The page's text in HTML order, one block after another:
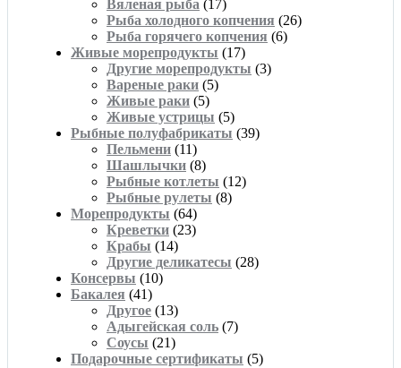
Вяленая рыба (17)
Рыба холодного копчения (26)
Рыба горячего копчения (6)
Живые морепродукты (17)
Другие морепродукты (3)
Вареные раки (5)
Живые раки (5)
Живые устрицы (5)
Рыбные полуфабрикаты (39)
Пельмени (11)
Шашлычки (8)
Рыбные котлеты (12)
Рыбные рулеты (8)
Морепродукты (64)
Креветки (23)
Крабы (14)
Другие деликатесы (28)
Консервы (10)
Бакалея (41)
Другое (13)
Адыгейская соль (7)
Соусы (21)
Подарочные сертификаты (5)